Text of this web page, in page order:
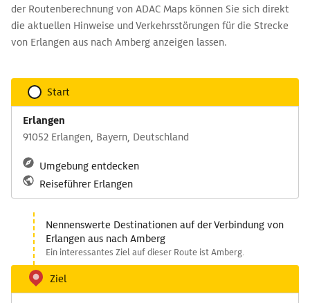
der Routenberechnung von ADAC Maps können Sie sich direkt
die aktuellen Hinweise und Verkehrsstörungen für die Strecke
von Erlangen aus nach Amberg anzeigen lassen.
Start
Erlangen
91052 Erlangen, Bayern, Deutschland
Umgebung entdecken
Reiseführer Erlangen
Nennenswerte Destinationen auf der Verbindung von
Erlangen aus nach Amberg
Ein interessantes Ziel auf dieser Route ist Amberg.
Ziel